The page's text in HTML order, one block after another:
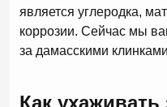
является углеродка,
коррозии. Сейчас мы
за дамасскими